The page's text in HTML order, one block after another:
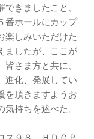
きましたこと、
番ホールにカップ
楽しみいただけた
ましたが、ここが
さま方と共に、
進化、発展してい
を頂きますようお
持ちを述べた。